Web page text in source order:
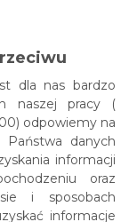
dla nas bardzo
naszej pracy (
odpowiemy na
danych
informacji
oraz
i sposobach
informacje